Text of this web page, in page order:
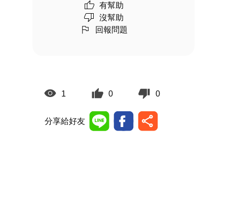
有幫助
沒幫助
回報問題
1 0 0
分享給好友